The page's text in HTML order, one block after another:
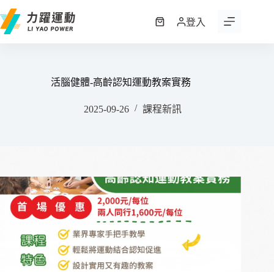
至
主
購
登入
活腦健體-高齡認知運動教案實務
2025-09-26 課程新訊